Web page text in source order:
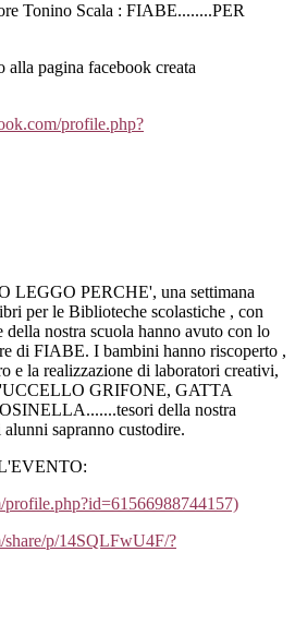
Tonino Scala : FIABE........PER
alla pagina facebook creata
profile.php?
LEGGO PERCHE', una settimana
per le Biblioteche scolastiche , con
della nostra scuola hanno avuto con lo
di FIABE. I bambini hanno riscoperto ,
e la realizzazione di laboratori creativi,
GRIFONE, GATTA
della nostra
sapranno custodire.
p/14SQLFwU4F/?